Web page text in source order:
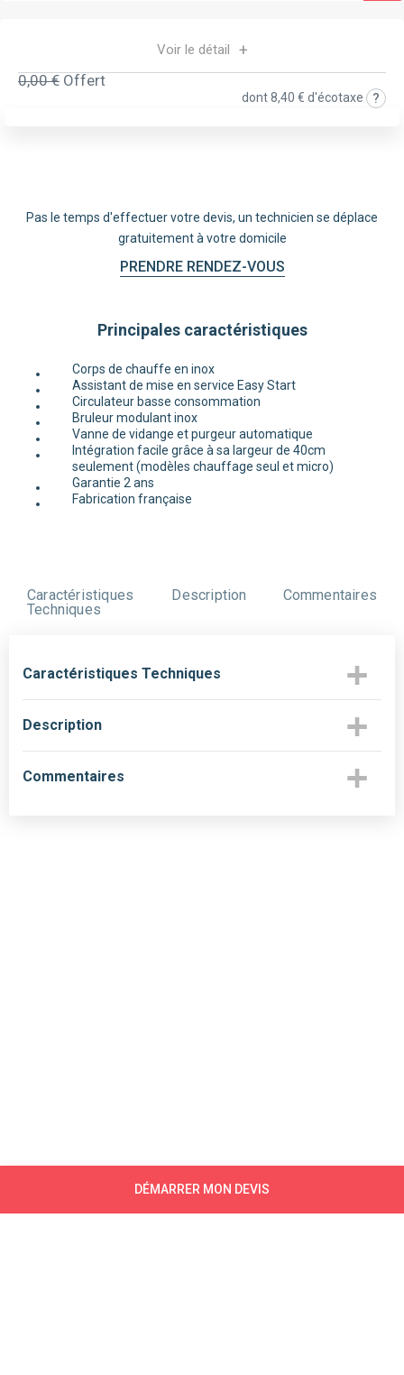
Voir le détail
0,00 € Offert
dont8,40 € d'écotaxe
DÉMARRER MON DEVIS
Pas le temps d'effectuer votre devis, un technicien se déplace
gratuitement à votre domicile
PRENDRE RENDEZ-VOUS
Principales caractéristiques
Corps de chauffe en inox
Assistant de mise en service Easy Start
Circulateur basse consommation
Bruleur modulant inox
Vanne de vidange et purgeur automatique
Intégration facile grâce à sa largeur de 40cm
seulement (modèles chauffage seul et micro)
Garantie 2 ans
Fabrication française
Caractéristiques
Techniques
Description Commentaires
Caractéristiques Techniques
Description
Commentaires